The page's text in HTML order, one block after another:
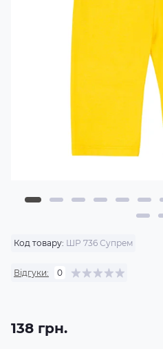
Код товару: ШР 736 Супрем
Відгуки: 0
138 грн.